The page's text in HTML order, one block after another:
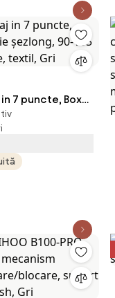
7 puncte, Boxe
90-155
textil, Gri